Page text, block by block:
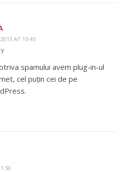
AT 13:45
spamului avem plug-in-ul
cel puțin cei de pe